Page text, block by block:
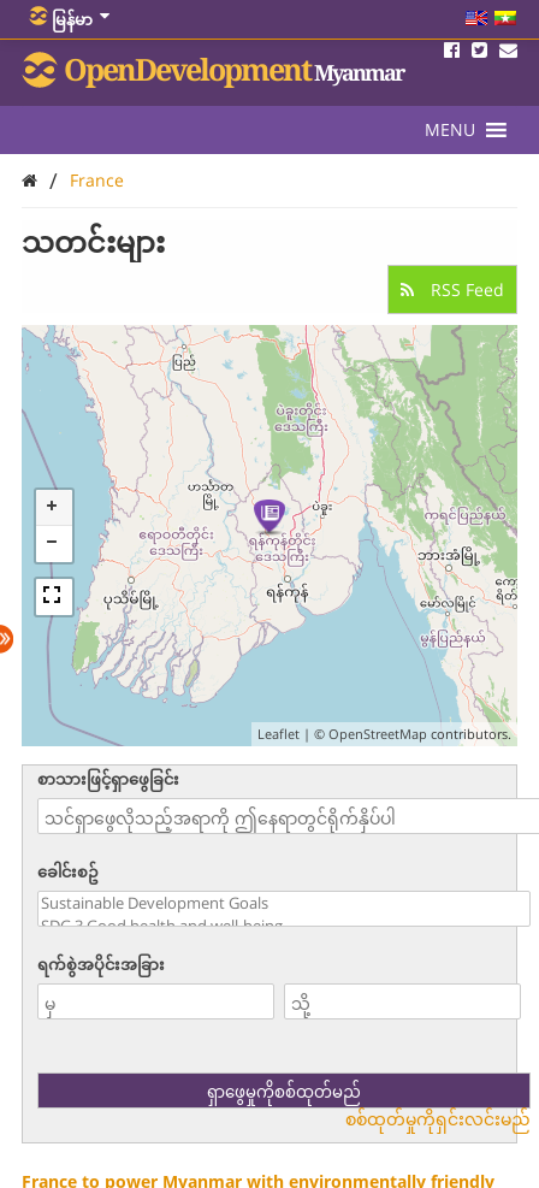
မြန်မာ
OpenDevelopmentMyanmar
MENU
/ France
သတင်းများ
RSS Feed
Leaflet | ©OpenStreetMap contributors.
စာသားဖြင့်ရှာဖွေခြင်း
ခေါင်းစဥ်
ရက်စွဲအပိုင်းအခြား
စစ်ထုတ်မှုကိုရှင်းလင်းမည်
France to power Myanmar with environmentally friendly